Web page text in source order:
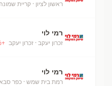
ראשון לציון · קריית שמונה
רמי לוי
זכרון יעקב · זכרון יעקב +
רמי לוי
רמת בית שמש · כפר